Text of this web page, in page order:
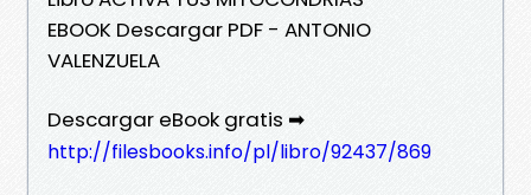
EBOOK Descargar PDF - ANTONIO
VALENZUELA
Descargar eBook gratis ➡
http://filesbooks.info/pl/libro/92437/869